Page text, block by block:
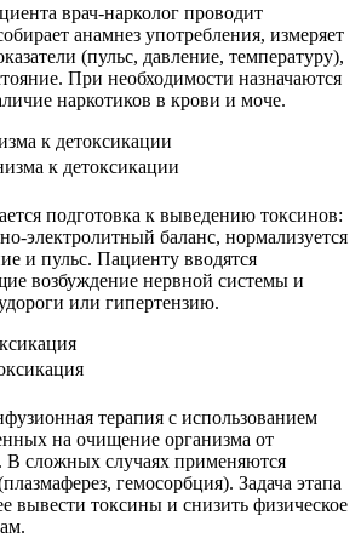
врач-нарколог проводит
анамнез употребления, измеряет
(пульс, давление, температуру),
При необходимости назначаются
наркотиков в крови и моче.
к детоксикации
подготовка к выведению токсинов:
электролитный баланс, нормализуется
и пульс. Пациенту вводятся
возбуждение нервной системы и
или гипертензию.
терапия с использованием
на очищение организма от
В сложных случаях применяются
гемосорбция). Задача этапа
вывести токсины и снизить физическое